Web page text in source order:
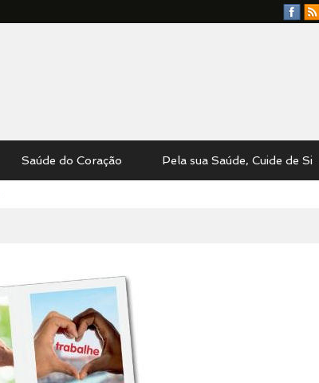
Facebook
RSS
Saúde do Coração Pela sua Saúde, Cuide de Si